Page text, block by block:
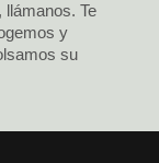
llámanos. Te
y
su